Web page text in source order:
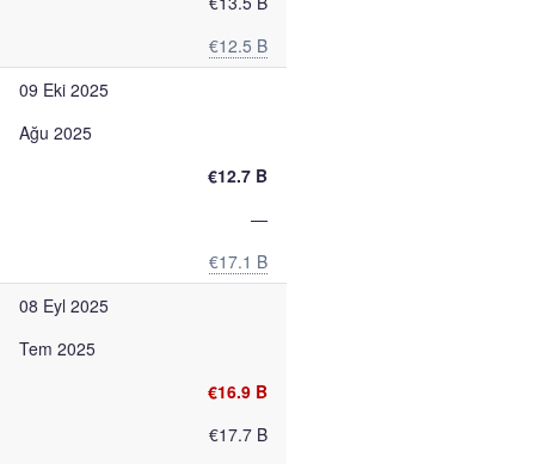
€12.5 B
09 Eki 2025
Ağu 2025
€12.7 B
—
€17.1 B
08 Eyl 2025
Tem 2025
€16.9 B
€17.7 B